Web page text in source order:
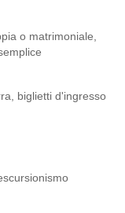
o matrimoniale,
biglietti d'ingresso